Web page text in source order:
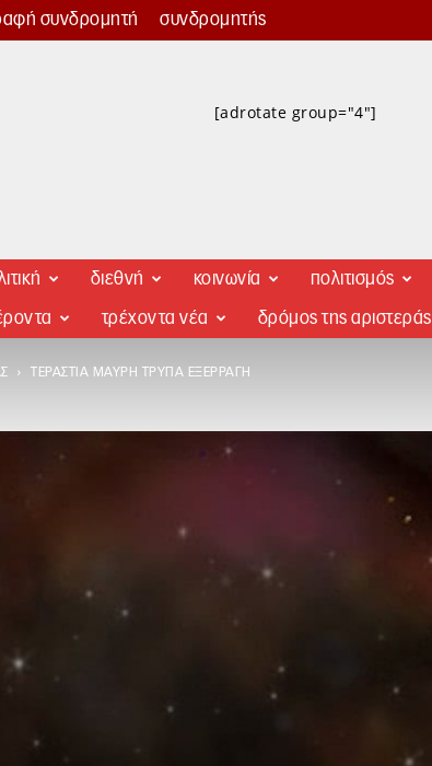
συνδρομητή συνδρομητής
[adrotate group="4"]
διεθνή κοινωνία πολιτισμός
τρέχοντα νέα δρόμος της αριστεράς
ΤΕΡΆΣΤΙΑ ΜΑΎΡΗ ΤΡΎΠΑ ΕΞΕΡΡΆΓΗ